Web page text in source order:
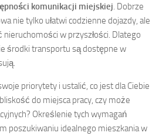
komunikacji miejskiej . Dobrze
nie tylko ułatwi codzienne dojazdy, ale
w przyszłości. Dlatego
środki transportu są dostępne w
priorytety i ustalić, co jest dla Ciebie
do miejsca pracy, czy może
Określenie tych wymagań
poszukiwaniu idealnego mieszkania w